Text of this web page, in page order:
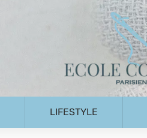
LIFESTYLE